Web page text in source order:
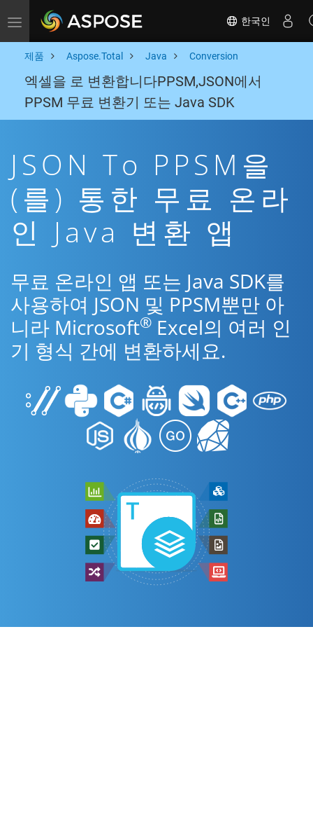
Toggle navigation 한국인
제품 Aspose.Total Java Conversion
엑셀을 로 변환합니다PPSM,JSON에서
PPSM 무료 변환기 또는 Java SDK
JSON To PPSM을
(를) 통한 무료 온라
인 Java 변환 앱
무료 온라인 앱 또는 Java SDK를
사용하여 JSON 및 PPSM뿐만 아
니라 Microsoft® Excel의 여러 인
기 형식 간에 변환하세요.